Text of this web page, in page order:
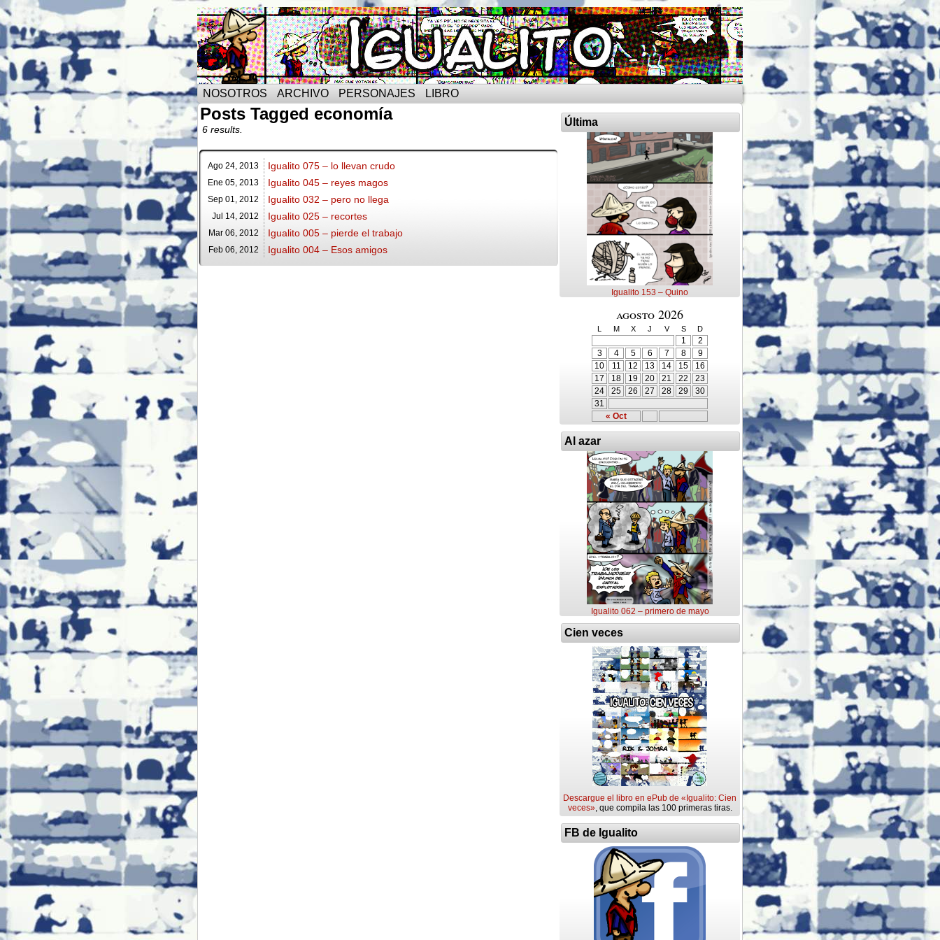
NOSOTROS ARCHIVO PERSONAJES LIBRO
Posts Tagged economía
6 results.
Ago 24, 2013 Igualito 075 – lo llevan crudo
Ene 05, 2013 Igualito 045 – reyes magos
Sep 01, 2012 Igualito 032 – pero no llega
Jul 14, 2012 Igualito 025 – recortes
Mar 06, 2012 Igualito 005 – pierde el trabajo
Feb 06, 2012 Igualito 004 – Esos amigos
Última
Igualito 153 – Quino
agosto 2026
L M X J V S D
« Oct
1
2
3
4 5 6 7 8
9
10
11 12 13 14 15
16
17
18 19 20 21 22
23
24
25 26 27 28 29
30
31
Al azar
Igualito 062 – primero de mayo
Cien veces
Descargue el libro en ePub de «Igualito: Cien
veces», que compila las 100 primeras tiras.
FB de Igualito